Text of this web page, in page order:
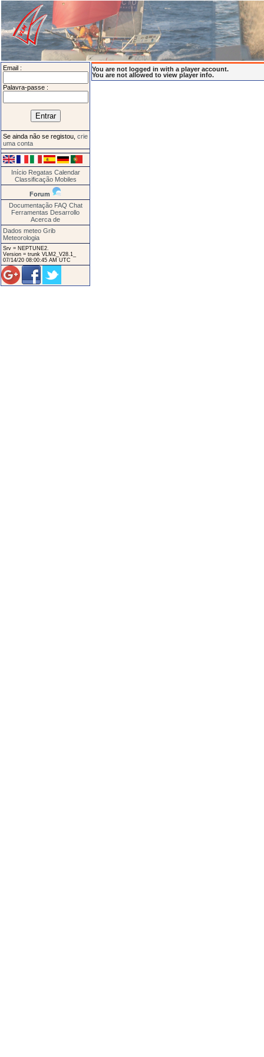
Email :
Palavra-passe :
Se ainda não se registou, crie
uma conta
Início Regatas Calendar
Classificação Mobiles
Forum
Documentação FAQ Chat
Ferramentas Desarrollo
Acerca de
Dados meteo Grib
Meteorologia
Srv = NEPTUNE2.
Version = trunk VLM2_V28.1_
07/14/20 08:00:45 AM UTC
You are not logged in with a player account.
You are not allowed to view player info.